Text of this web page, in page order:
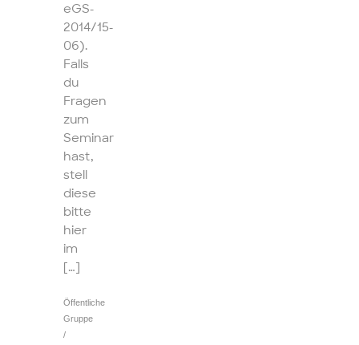
eGS-
2014/15-
06).
Falls
du
Fragen
zum
Seminar
hast,
stell
diese
bitte
hier
im
[…]
Öffentliche
Gruppe
/